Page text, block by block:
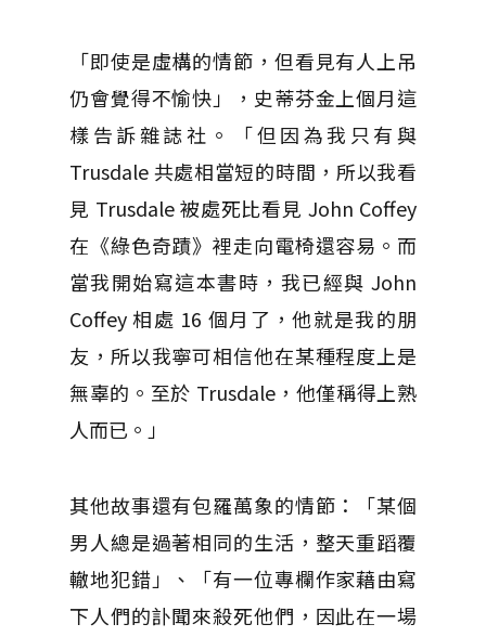
「即使是虛構的情節，但看見有人上吊
仍會覺得不愉快」，史蒂芬金上個月這
樣告訴雜誌社。「但因為我只有與
Trusdale 共處相當短的時間，所以我看
見 Trusdale 被處死比看見 John Coffey
在《綠色奇蹟》裡走向電椅還容易。而
當我開始寫這本書時，我已經與 John
Coffey 相處 16 個月了，他就是我的朋
友，所以我寧可相信他在某種程度上是
無辜的。至於 Trusdale，他僅稱得上熟
人而已。」
其他故事還有包羅萬象的情節：「某個
男人總是過著相同的生活，整天重蹈覆
轍地犯錯」、「有一位專欄作家藉由寫
下人們的訃聞來殺死他們，因此在一場